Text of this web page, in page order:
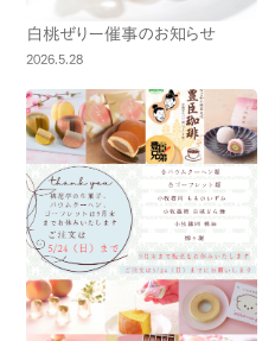
白桃ぜりー催事のお知らせ
2026.5.28